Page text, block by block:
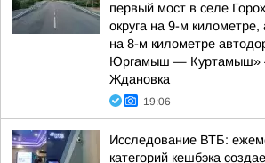
первый мост в селе
округа на 9-м
на 8-м километре
Юргамыш — Куртамыш»
Ждановка
19:06
Исследование ВТБ:
категорий кешбэка